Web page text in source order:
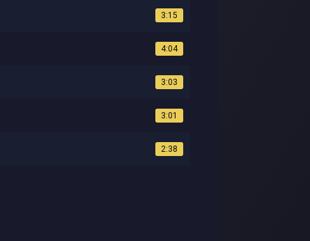
3:15
4:04
3:03
3:01
2:38